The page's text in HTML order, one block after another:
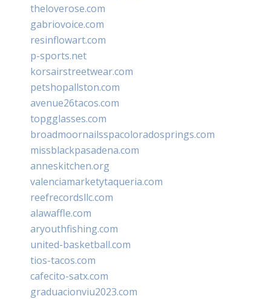
theloverose.com
gabriovoice.com
resinflowart.com
p-sports.net
korsairstreetwear.com
petshopallston.com
avenue26tacos.com
topgglasses.com
broadmoornailsspacoloradosprings.com
missblackpasadena.com
anneskitchen.org
valenciamarketytaqueria.com
reefrecordsllc.com
alawaffle.com
aryouthfishing.com
united-basketball.com
tios-tacos.com
cafecito-satx.com
graduacionviu2023.com